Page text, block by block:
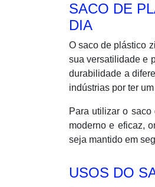
SACO DE
DIA
O saco de plástico
sua versatilidade e
durabilidade a
indústrias por ter
Para utilizar o
moderno e eficaz,
seja mantido em
USOS DO